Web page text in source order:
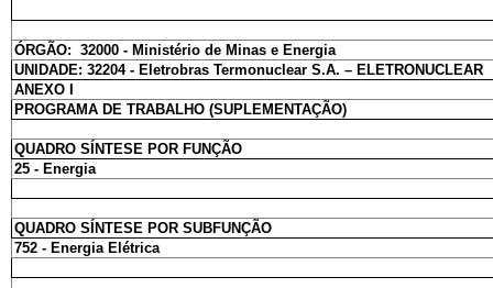
ÓRGÃO: 32000 - Ministério de Minas e Energia
UNIDADE: 32204 - Eletrobras Termonuclear S.A. – ELETRONUCLEAR
ANEXO I
PROGRAMA DE TRABALHO (SUPLEMENTAÇÃO)
QUADRO SÍNTESE POR FUNÇÃO
25 - Energia
QUADRO SÍNTESE POR SUBFUNÇÃO
752 - Energia Elétrica